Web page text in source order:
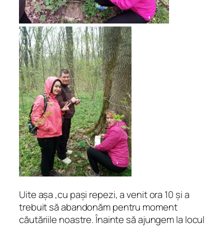
Uite așa ,cu pași repezi, a venit ora 10 și a
trebuit să abandonăm pentru moment
căutăriile noastre. Înainte să ajungem la locul